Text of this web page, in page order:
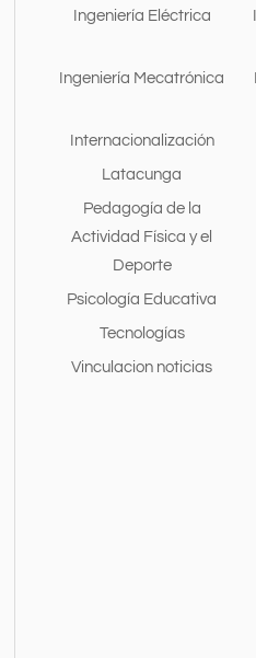
Ingeniería Eléctrica
Ingeniería Mecatrónica
Internacionalización
Latacunga
Pedagogía de la
Actividad Física y el
Deporte
Psicología Educativa
Tecnologías
Vinculacion noticias